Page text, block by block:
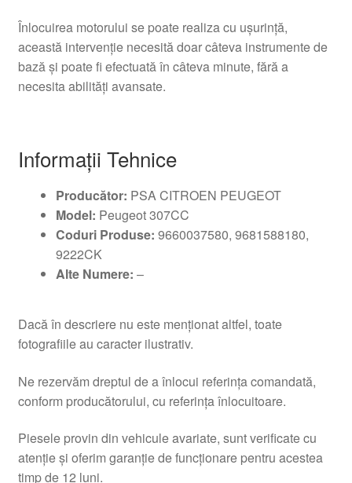
Înlocuirea motorului se poate realiza cu ușurință,
această intervenție necesită doar câteva instrumente de
bază și poate fi efectuată în câteva minute, fără a
necesita abilități avansate.
Informații Tehnice
Producător: PSA CITROEN PEUGEOT
Model: Peugeot 307CC
Coduri Produse: 9660037580, 9681588180,
9222CK
Alte Numere: –
Dacă în descriere nu este menționat altfel, toate
fotografiile au caracter ilustrativ.
Ne rezervăm dreptul de a înlocui referința comandată,
conform producătorului, cu referința înlocuitoare.
Piesele provin din vehicule avariate, sunt verificate cu
atenție și oferim garanție de funcționare pentru acestea
timp de 12 luni.